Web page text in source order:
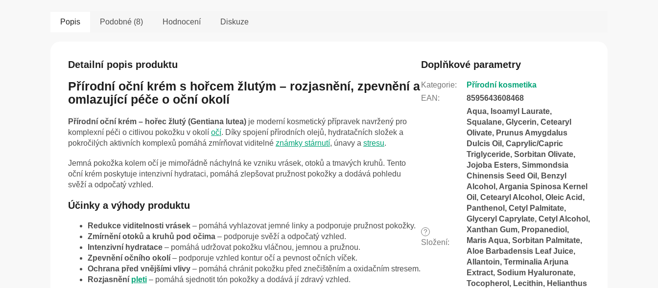
Popis Podobné (8) Hodnocení Diskuze
Detailní popis produktu
Přírodní oční krém s hořcem žlutým – rozjasnění, zpevnění a
omlazující péče o oční okolí
Přírodní oční krém – hořec žlutý (Gentiana lutea) je moderní kosmetický přípravek navržený pro
komplexní péči o citlivou pokožku v okolí očí. Díky spojení přírodních olejů, hydratačních složek a
pokročilých aktivních komplexů pomáhá zmírňovat viditelné známky stárnutí, únavy a stresu.
Jemná pokožka kolem očí je mimořádně náchylná ke vzniku vrásek, otoků a tmavých kruhů. Tento
oční krém poskytuje intenzivní hydrataci, pomáhá zlepšovat pružnost pokožky a dodává pohledu
svěží a odpočatý vzhled.
Účinky a výhody produktu
Redukce viditelnosti vrásek – pomáhá vyhlazovat jemné linky a podporuje pružnost pokožky.
Zmírnění otoků a kruhů pod očima – podporuje svěží a odpočatý vzhled.
Intenzivní hydratace – pomáhá udržovat pokožku vláčnou, jemnou a pružnou.
Zpevnění očního okolí – podporuje vzhled kontur očí a pevnost očních víček.
Ochrana před vnějšími vlivy – pomáhá chránit pokožku před znečištěním a oxidačním stresem.
Rozjasnění pleti – pomáhá sjednotit tón pokožky a dodává jí zdravý vzhled.
Doplňkové parametry
Kategorie:
Přírodní kosmetika
EAN : 8595643608468
?
Složení:
Aqua, Isoamyl Laurate,
Squalane, Glycerin, Cetearyl
Olivate, Prunus Amygdalus
Dulcis Oil, Caprylic/Capric
Triglyceride, Sorbitan Olivate,
Jojoba Esters, Simmondsia
Chinensis Seed Oil, Benzyl
Alcohol, Argania Spinosa Kernel
Oil, Cetearyl Alcohol, Oleic Acid,
Panthenol, Cetyl Palmitate,
Glyceryl Caprylate, Cetyl Alcohol,
Xanthan Gum, Propanediol,
Maris Aqua, Sorbitan Palmitate,
Aloe Barbadensis Leaf Juice,
Allantoin, Terminalia Arjuna
Extract, Sodium Hyaluronate,
Tocopherol, Lecithin, Helianthus